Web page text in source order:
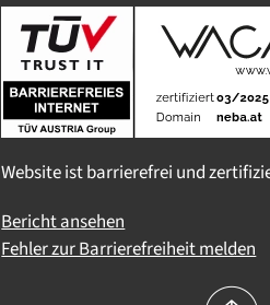
Website ist barrierefrei und
Bericht ansehen
Fehler zur Barrierefreiheit melden